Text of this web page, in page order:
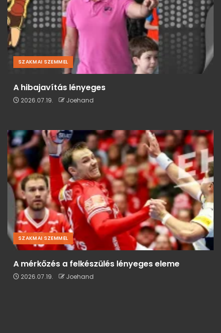
SZAKMAI SZEMMEL
A hibajavítás lényeges
2026.07.19. Joehand
SZAKMAI SZEMMEL
A mérkőzés a felkészülés lényeges eleme
2026.07.19. Joehand